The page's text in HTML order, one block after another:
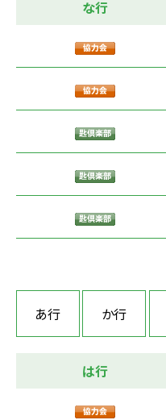
な行
あ行 か行
は行